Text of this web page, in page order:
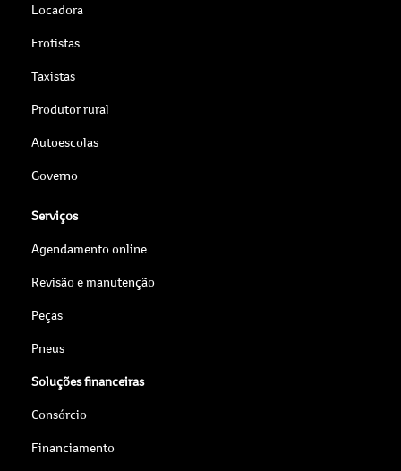
Locadora
Frotistas
Taxistas
Produtor rural
Autoescolas
Governo
Serviços
Agendamento online
Revisão e manutenção
Peças
Pneus
Soluções financeiras
Consórcio
Financiamento